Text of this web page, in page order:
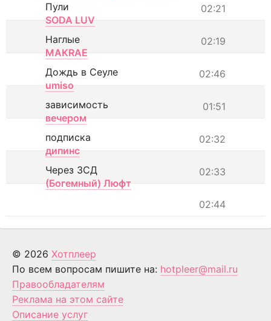
02:21
Пули
SODA LUV
02:19
Наглые
MAKRAE
02:46
Дождь в Сеуле
umiso
01:51
зависимость
вечером
02:32
подписка
дипинс
02:33
Через ЗСД
(Богемный) Люфт
02:44
© 2026 Хотплеер
По всем вопросам пишите на: hotpleer@mail.ru
Правообладателям
Реклама на этом сайте
Описание услуг